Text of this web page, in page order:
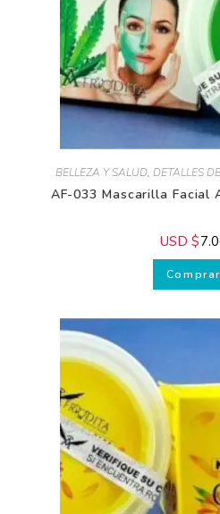
BELLEZA Y SALUD, DETALLES
AF-033 Mascarilla Facial
USD $
Comprar